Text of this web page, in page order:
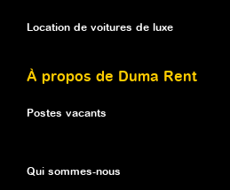
Location de voitures de luxe
À propos de Duma Rent
Postes vacants
Qui sommes-nous